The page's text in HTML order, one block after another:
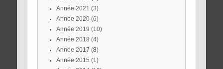
année 2021 (3)
année 2020(6)
année 2019 (10)
année 2018 (4)
année 2017 (8)
année 2015 (1)